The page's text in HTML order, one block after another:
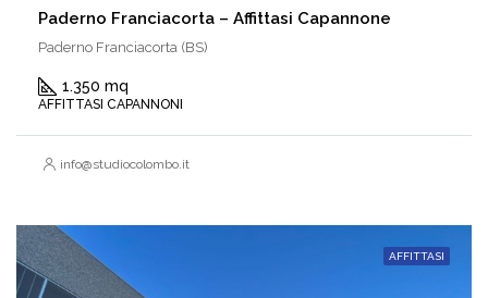
Paderno Franciacorta – Affittasi Capannone
Paderno Franciacorta (BS)
1.350 mq
AFFITTASI CAPANNONI
info@studiocolombo.it
AFFITTASI